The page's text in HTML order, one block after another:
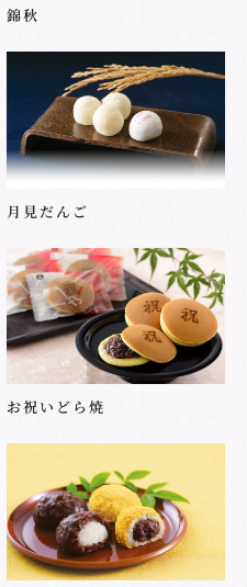
錦秋
月見だんご
お祝いどら焼